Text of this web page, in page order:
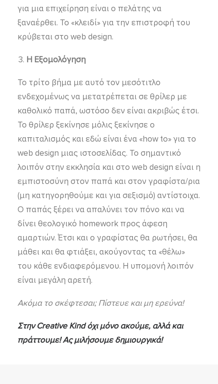
για μια επιχείρηση είναι ο πελάτης να
ξαναέρθει. Το «κλειδί» για την επιστροφή του
κρύβεται στο web design.
Η Εξομολόγηση
Το τρίτο βήμα με αυτό τον μεσότιτλο
ενδεχομένως να μετατρέπεται σε θρίλερ με
καθολικό παπά, ωστόσο δεν είναι ακριβώς έτσι.
Το θρίλερ ξεκίνησε μόλις ξεκίνησε ο
καπιταλισμός και εδώ είναι ένα «how to» για το
web design μιας ιστοσελίδας. Το σημαντικό
λοιπόν στην εκκλησία και στο web design είναι η
εμπιστοσύνη στον παπά και στον γραφίστα/ρια
(μη κατηγορηθούμε και για σεξισμό) αντίστοιχα.
Ο παπάς ξέρει να απαλύνει τον πόνο και να
δίνει θεολογικό homework προς άφεση
αμαρτιών. Έτσι και ο γραφίστας θα ρωτήσει, θα
μάθει και θα φτιάξει, ακούγοντας τα «θέλω»
του κάθε ενδιαφερόμενου. Η υπομονή λοιπόν
είναι μεγάλη αρετή.
Ακόμα το σκέφτεσαι; Πίστευε και μη ερεύνα!
Στην Creative Kind όχι μόνο ακούμε, αλλά και
πράττουμε!Ας μιλήσουμε δημιουργικά!